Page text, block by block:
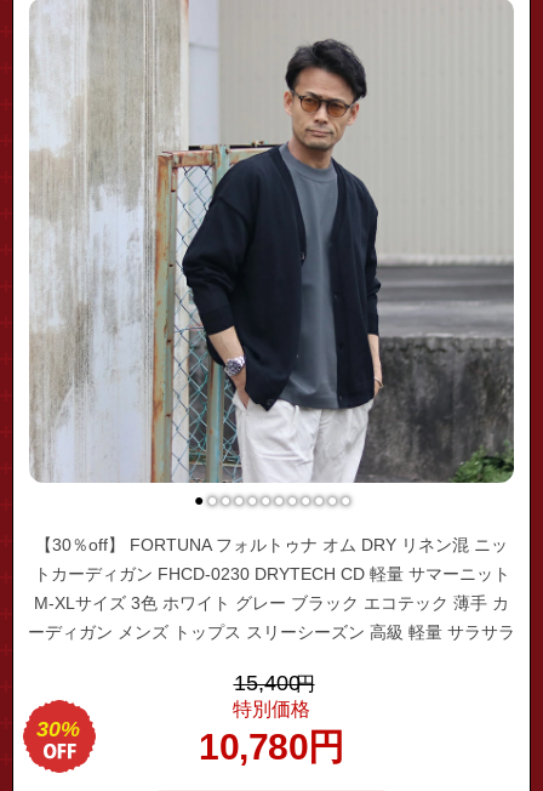
●●●●●●●●●●●●
【30％off】 FORTUNA フォルトゥナ オム DRY リネン混 ニッ
トカーディガン FHCD-0230 DRYTECH CD 軽量 サマーニット
M-XLサイズ 3色 ホワイト グレー ブラック エコテック 薄手 カ
ーディガン メンズ トップス スリーシーズン 高級 軽量 サラサラ
15,400円
特別価格
10,780円
30%